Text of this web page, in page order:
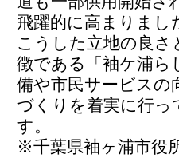
飛躍的に高まりまし
こうした立地の良さ
徴である「袖ケ浦ら
備や市民サービスの
づくりを着実に行っ
す。
※千葉県袖ヶ浦市役